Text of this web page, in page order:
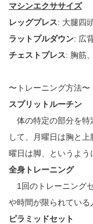
マシンエクササイズ
レッグプレス: 大腿四
ラットプルダウン: 広
チェストプレス: 胸筋
〜トレーニング方法〜
スプリットルーチン
体の特定の部分を特
して、月曜日は胸と
曜日は脚、というよう
全身トレーニング
1回のトレーニング
や時間が限られている
ピラミッドセット